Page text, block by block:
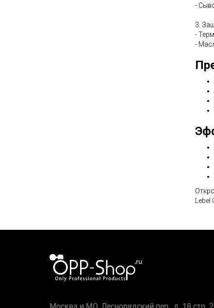
-
3.
-
-